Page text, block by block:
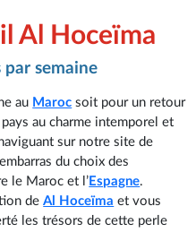
Al Hoceïma
semaine
au Maroc soit pour un retour
au charme intemporel et
sur notre site de
du choix des
le Maroc et l’Espagne.
deAl Hoceïma et vous
les trésors de cette perle